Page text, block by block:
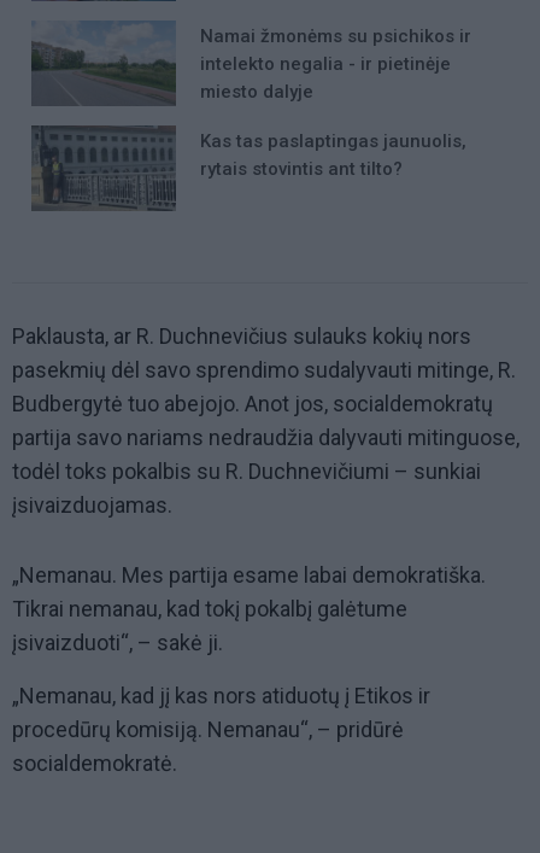
Namai žmonėms su psichikos ir
intelekto negalia - ir pietinėje
miesto dalyje
Kas tas paslaptingas jaunuolis,
rytais stovintis ant tilto?
Paklausta, ar R. Duchnevičius sulauks kokių nors
pasekmių dėl savo sprendimo sudalyvauti mitinge, R.
Budbergytė tuo abejojo. Anot jos, socialdemokratų
partija savo nariams nedraudžia dalyvauti mitinguose,
todėl toks pokalbis su R. Duchnevičiumi – sunkiai
įsivaizduojamas.
„Nemanau. Mes partija esame labai demokratiška.
Tikrai nemanau, kad tokį pokalbį galėtume
įsivaizduoti“, – sakė ji.
„Nemanau, kad jį kas nors atiduotų į Etikos ir
procedūrų komisiją. Nemanau“, – pridūrė
socialdemokratė.